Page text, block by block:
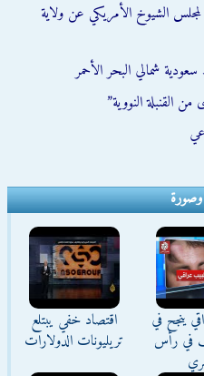
الشيوخ الأمريكي عن ولاية
شمالي البحر الأحمر
القنبلة النووية”
ينجح في
في رأس
اقتصاد خفي يبتلع
تريليونات الدولارات